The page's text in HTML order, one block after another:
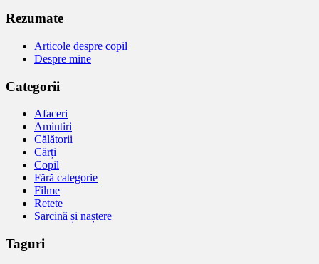
Rezumate
Articole despre copil
Despre mine
Categorii
Afaceri
Amintiri
Călătorii
Cărți
Copil
Fără categorie
Filme
Retete
Sarcină și naștere
Taguri